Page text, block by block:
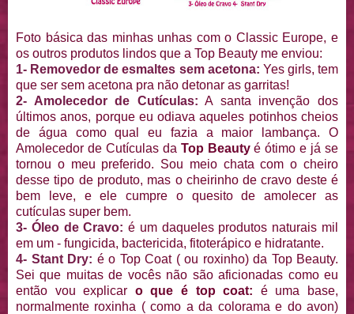
Foto básica das minhas unhas com o Classic Europe, e
os outros produtos lindos que a Top Beauty me enviou:
1- Removedor de esmaltes sem acetona: Yes girls, tem
que ser sem acetona pra não detonar as garritas!
2- Amolecedor de Cutículas: A santa invenção dos
últimos anos, porque eu odiava aqueles potinhos cheios
de água como qual eu fazia a maior lambança. O
Amolecedor de Cutículas da Top Beautyé ótimo e já se
tornou o meu preferido. Sou meio chata com o cheiro
desse tipo de produto, mas o cheirinho de cravo deste é
bem leve, e ele cumpre o quesito de amolecer as
cutículas super bem.
3- Óleo de Cravo: é um daqueles produtos naturais mil
em um - fungicida, bactericida, fitoterápico e hidratante.
4- Stant Dry: é o Top Coat ( ou roxinho) da Top Beauty.
Sei que muitas de vocês não são aficionadas como eu
então vou explicar o que é top coat: é uma base,
normalmente roxinha ( como a da colorama e do avon)